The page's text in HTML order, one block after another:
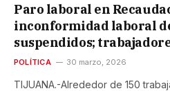
Paro laboral en
inconformidad laboral
suspendidos;
POLÍTICA 30 marzo, 2026
TIJUANA.-Alrededor de 150